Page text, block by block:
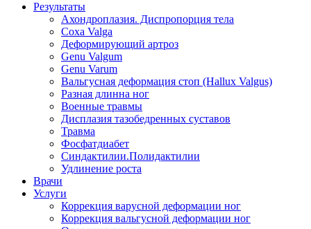
Результаты
Ахондроплазия. Диспропорция тела
Coxa Valga
Деформирующий артроз
Genu Valgum
Genu Varum
Вальгусная деформация стоп (Hallux Valgus)
Разная длинна ног
Военные травмы
Дисплазия тазобедренных суставов
Травма
Фосфатдиабет
Синдактилии.Полидактилии
Удлинение роста
Врачи
Услуги
Коррекция варусной деформации ног
Коррекция вальгусной деформации ног